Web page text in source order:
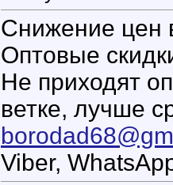
Снижение цен
Оптовые
Не приходят
ветке, лучше
Viber,